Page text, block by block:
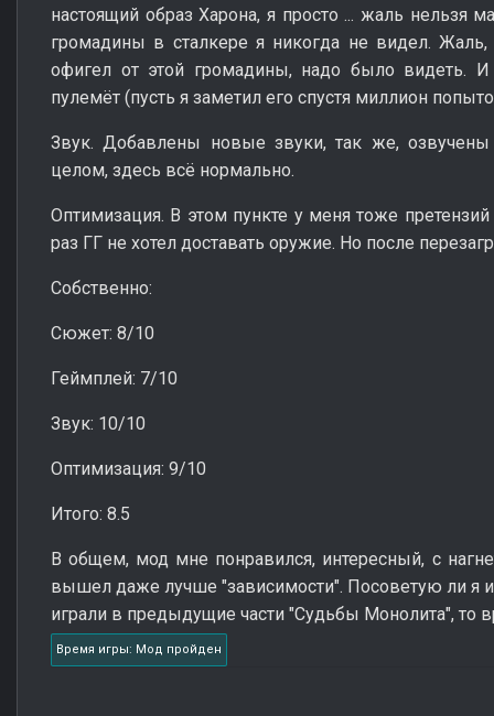
настоящий образ Харона, я просто ... жаль нельзя
громадины в сталкере я никогда не видел.
офигел от этой громадины, надо было видеть.
пулемёт (пусть я заметил его спустя миллион
Звук. Добавлены новые звуки, так же,
целом, здесь всё нормально.
Оптимизация. В этом пункте у меня тоже
раз ГГ не хотел доставать оружие. Но после
Собственно:
Сюжет: 8/10
Геймплей: 7/10
Звук: 10/10
Оптимизация: 9/10
Итого: 8.5
В общем, мод мне понравился, интересный, с
вышел даже лучше "зависимости". Посоветую ли я
играли в предыдущие части "Судьбы Монолита", то
Время игры: Мод пройден